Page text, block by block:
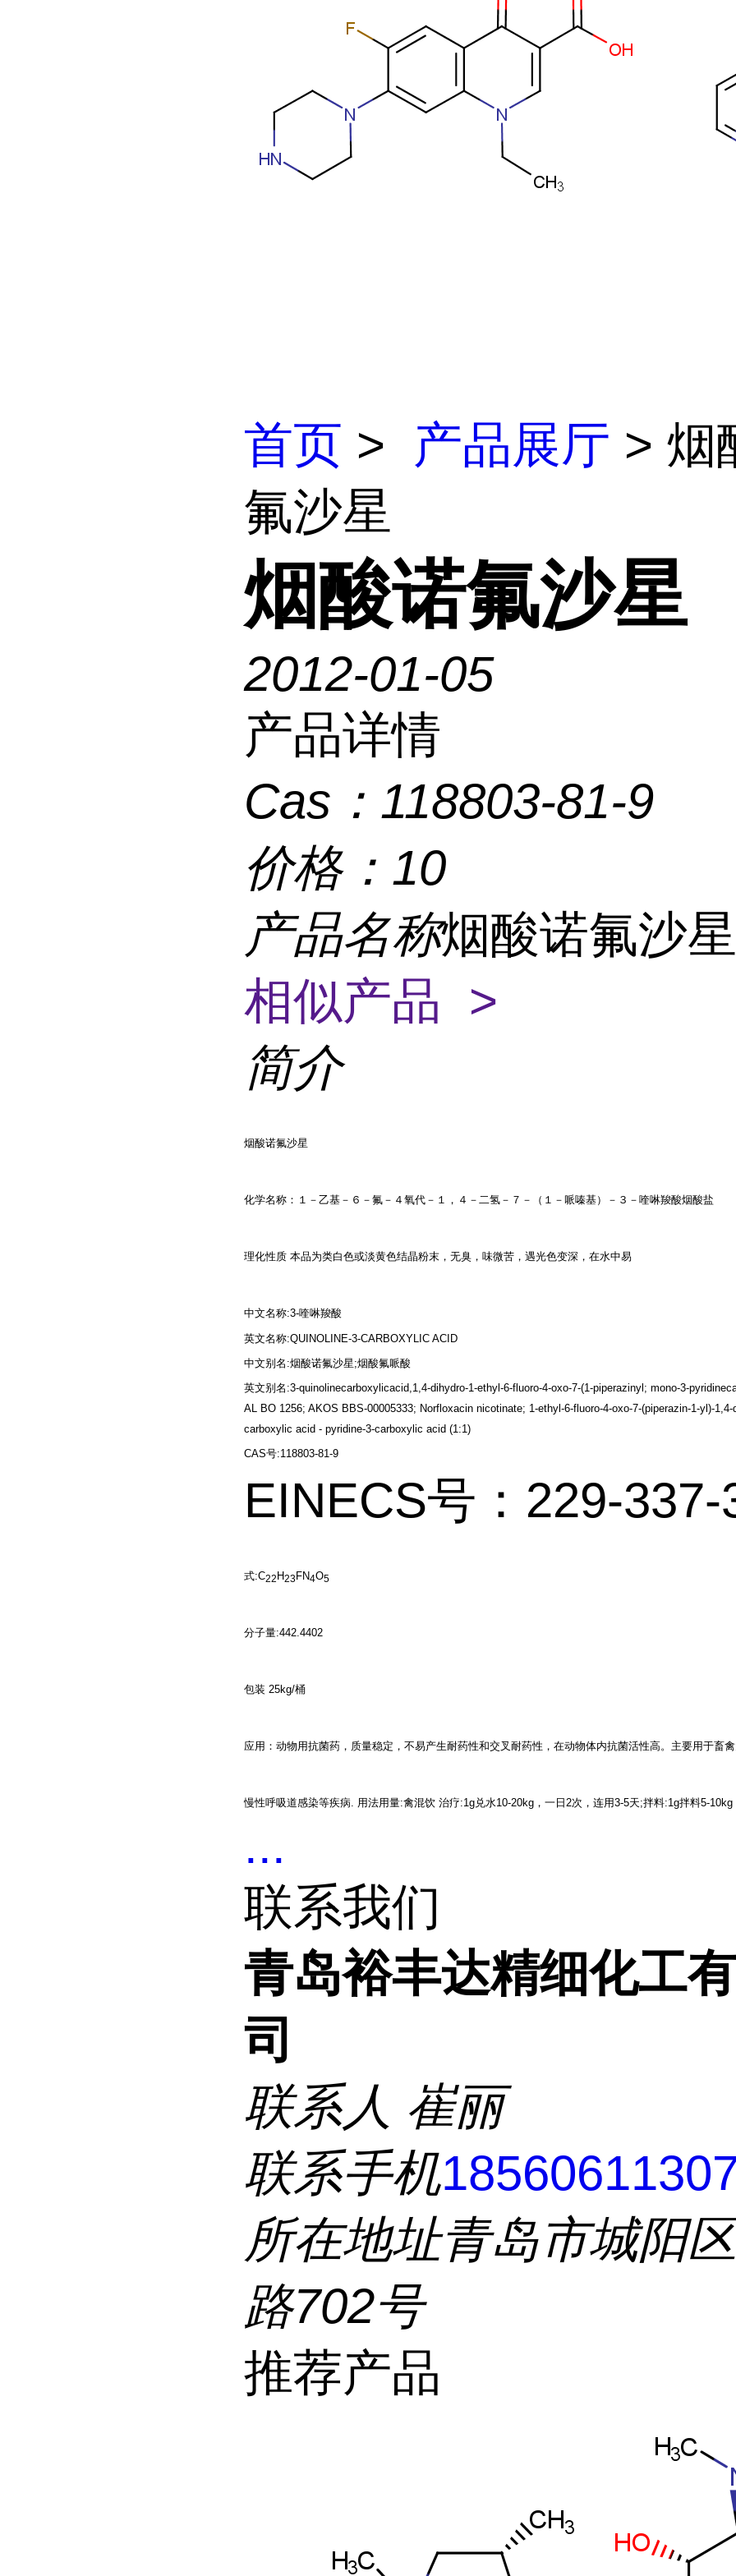
首页 > 产品展厅 > 烟
氟沙星
烟酸诺氟沙星
2012-01-05
产品详情
Cas： 118803-81-9
价格： 10
产品名称烟酸诺氟沙
相似产品 >
简介
烟酸诺氟沙星
化学名称：１－乙基－６－氟－４氧代－１，４－二氢－７－（１－ 哌嗪基）－３－ 喹啉羧酸烟酸盐
理化性质 本品为类白色或淡黄色结晶粉末，无臭，味微苦，遇光色变深，在水中易
中文名称:3-喹啉羧酸
英文名称:QUINOLINE-3-CARBOXYLIC ACID
中文别名:烟酸诺氟沙星;烟酸氟哌酸
英文别名:3-quinolinecarboxylicacid,1,4-dihydro-1-ethyl-6-fluoro-4-oxo-7-(1-piperazinyl; mono-3-
AL BO 1256; AKOS BBS-00005333; Norfloxacin nicotinate; 1-ethyl-6-fluoro-4-oxo-7-(piperazin-1-yl)-1,4-
carboxylic acid - pyridine-3-carboxylic acid (1:1)
CAS号:118803-81-9
EINECS号：229-
式:C22 H23FN4O5
分子量:442.4402
包装 25kg/桶
应用：动物用抗菌药，质量稳定，不易产生耐药性和交叉耐药性，在动物体内抗菌活性高。主要用于畜
慢性呼吸道感染等疾病. 用法用量:禽混饮 治疗:1g兑水10-20kg，一日2次，连用3-5天;拌料:1g拌料5-10kg
...
联系我们
青岛裕丰达精细化工
司
联系人 崔丽
联系手机
所在地址青岛市城阳
路702号
推荐产品